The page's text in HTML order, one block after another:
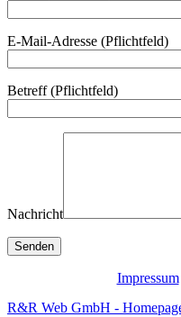
E-Mail-Adresse (Pflichtfeld)
Betreff (Pflichtfeld)
Nachricht
Impressum
R&R Web GmbH -